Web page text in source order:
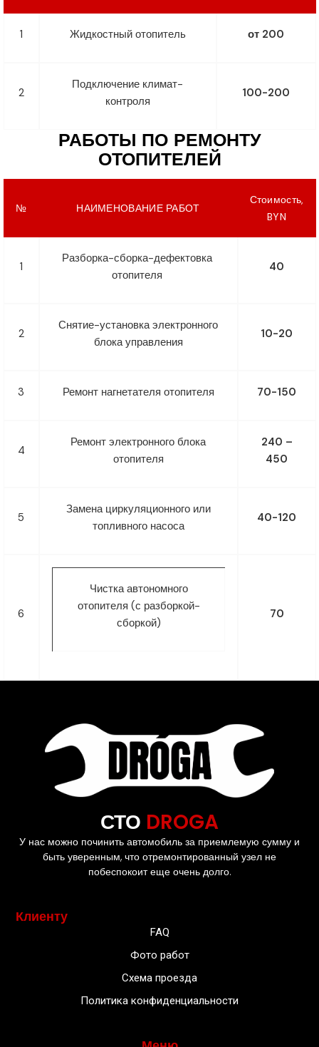
1 Жидкостный отопитель от 200
2
Подключение климат-
контроля
100-200
РАБОТЫ ПО РЕМОНТУ
ОТОПИТЕЛЕЙ
№ НАИМЕНОВАНИЕ РАБОТ
Стоимость,
BYN
1
Разборка-сборка-дефектовка
отопителя
40
2
Снятие-установка электронного
блока управления
10-20
3 Ремонт нагнетателя отопителя 70-150
4
Ремонт электронного блока
отопителя
240 –
450
5
Замена циркуляционного или
топливного насоса
40-120
6
Чистка автономного
отопителя (с разборкой-
сборкой)
70
СТО DROGA
У нас можно починить автомобиль за приемлемую сумму и
быть уверенным, что отремонтированный узел не
побеспокоит еще очень долго.
Клиенту
FAQ
Фото работ
Схема проезда
Политика конфиденциальности